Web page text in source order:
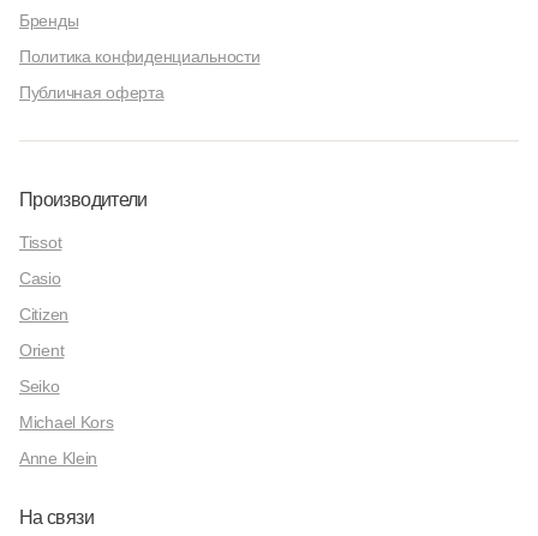
Бренды
Политика конфиденциальности
Публичная оферта
Производители
Tissot
Casio
Citizen
Orient
Seiko
Michael Kors
Anne Klein
На связи